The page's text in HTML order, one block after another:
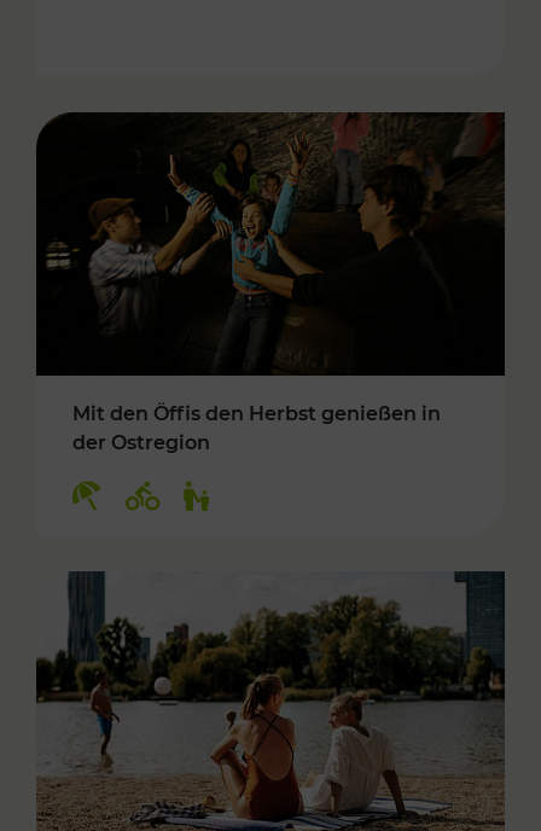
Mit den Öffis den Herbst genießen in
der Ostregion